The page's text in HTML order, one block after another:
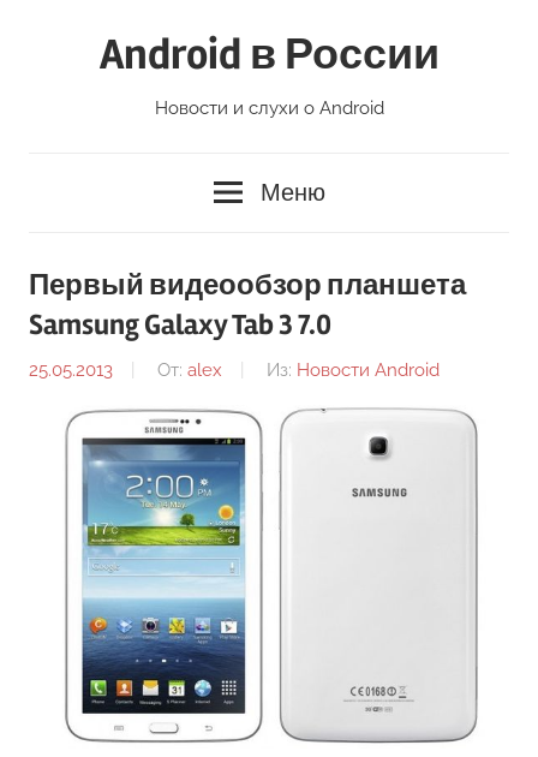
Android в России
Новости и слухи о Android
Меню
Первый видеообзор планшета
Samsung Galaxy Tab 3 7.0
25.05.2013 От: alex Из: Новости Android